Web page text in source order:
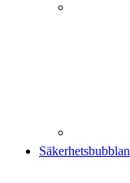
Säkerhetsbubblan